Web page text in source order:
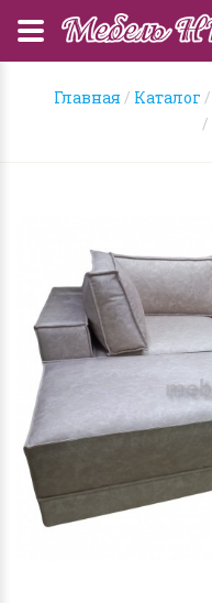
Главная Каталог